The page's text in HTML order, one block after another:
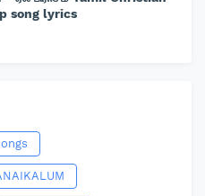
song lyrics